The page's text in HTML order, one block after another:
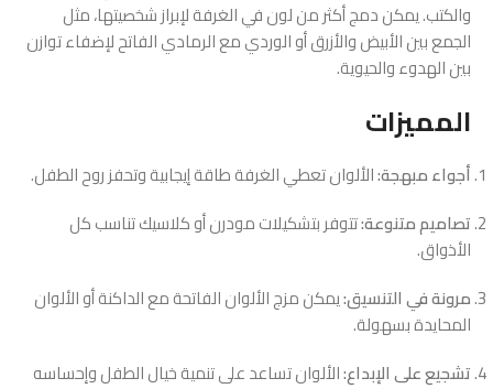
والكتب. يمكن دمج أكثر من لون في الغرفة لإبراز شخصيتها، مثل
الجمع بين الأبيض والأزرق أو الوردي مع الرمادي الفاتح لإضفاء توازن
بين الهدوء والحيوية.
المميزات
أجواء مبهجة:الألوان تعطي الغرفة طاقة إيجابية وتحفز روح الطفل.
تصاميم متنوعة:تتوفر بتشكيلات مودرن أو كلاسيك تناسب كل
الأذواق.
مرونة في التنسيق:يمكن مزج الألوان الفاتحة مع الداكنة أو الألوان
المحايدة بسهولة.
تشجيع على الإبداع:الألوان تساعد على تنمية خيال الطفل وإحساسه